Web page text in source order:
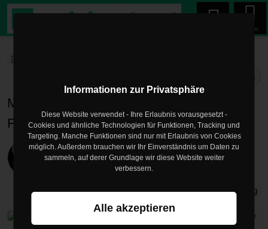
Menu
Teilen
Microtraining-Mit 3 Übungen zu mehr
Fitness
Veröffentlicht am14.08.2024
Mark Philipp
Krafttraining Fitness Microtraining
Informationen zur Privatsphäre
Diese Website verwendet - Ihre Erlaubnis vorausgesetzt -
Cookies und ähnliche Technologien für Funktionen, Tracking und
Targeting. Manche Funktionen sind nur mit Erlaubnis von Cookies
möglich. Außerdem brauchen wir Ihr Einverständnis um Daten zu
sammeln, auf derer Grundlage wir diese Website weiter
verbessern.
Alle akzeptieren